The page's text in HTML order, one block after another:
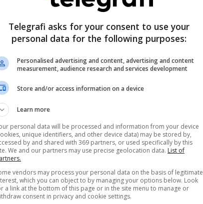
reshje lokale priten edhe pasdite
këtë të mërkurë, reshje shiu dhe
Telegrafi asks for your consent to use your
personal data for the following purposes:
Personalised advertising and content, advertising and content
measurement, audience research and services development
Store and/or access information on a device
Learn more
personal data will be processed and information from your device
unique identifiers, and other device data) may be stored by,
by and shared with 369 partners, or used specifically by this
We and our partners may use precise geolocation data. List of
vendors may process your personal data on the basis of legitimate
which you can object to by managing your options below. Look
a link at the bottom of this page or in the site menu to manage or
consent in privacy and cookie settings.